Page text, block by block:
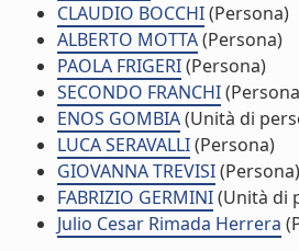
CLAUDIO BOCCHI(Persona)
ALBERTO MOTTA(Persona)
PAOLA FRIGERI(Persona)
SECONDO FRANCHI
ENOS GOMBIA(Unità di
LUCA SERAVALLI(Persona)
GIOVANNA TREVISI(Persona)
FABRIZIO GERMINI(Unità di
Julio Cesar Rimada Herrera